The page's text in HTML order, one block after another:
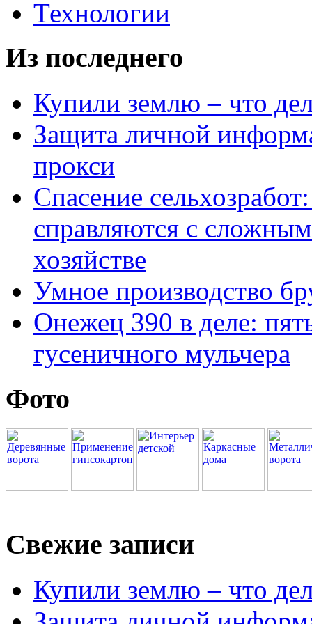
Технологии
Из последнего
Купили землю – что
Защита личной
прокси
Спасение
справляются с
хозяйстве
Умное производство
Онежец 390 в деле:
гусеничного мульчера
Фото
Свежие записи
Купили землю – что